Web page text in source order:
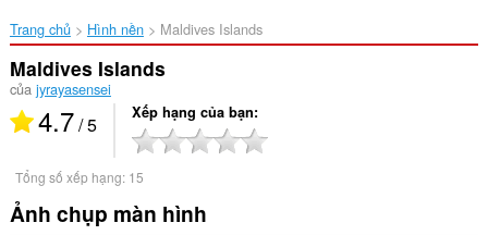
Trang chủ Hình nền Maldives Islands‎
Maldives Islands
của jyrayasensei
4.7/ 5 Xếp hạng của bạn
Tổng số xếp hạng: 15
Ảnh chụp màn hình